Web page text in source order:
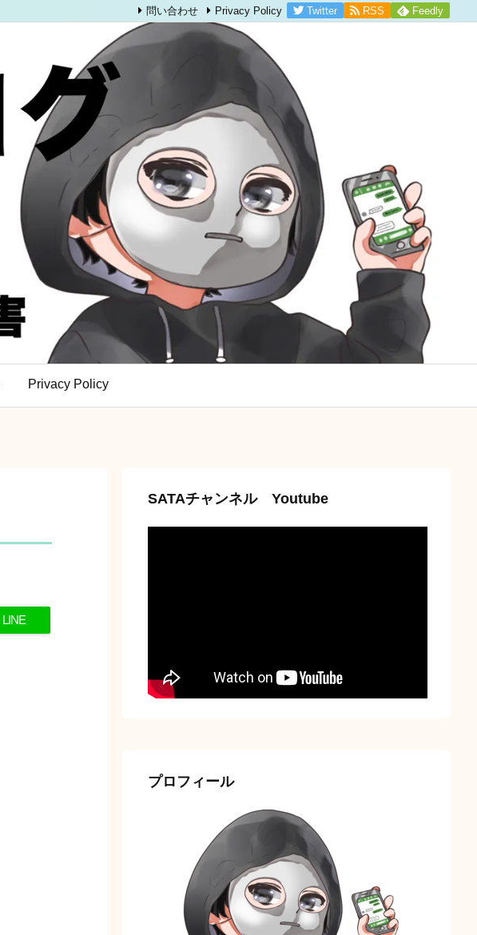
Privacy Policy
問い合わせ Privacy Policy Twitter RSS Feedly
LINE
SATAチャンネル Youtube
プロフィール